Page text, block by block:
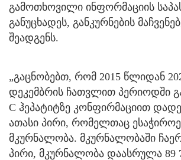
გამოთხოვილი ინფორმაციის
განუცხადეს, განკურნების
შეადგენს.
„გაცნობებთ, რომ 2015 წლიდან
დეკემბრის ჩათვლით პერიოდში
C ჰეპატიტზე კონფირმაციით
ათასი პირი, რომელთაც
მკურნალობა. მკურნალობაში
პირი, მკურნალობა დაასრულა 89